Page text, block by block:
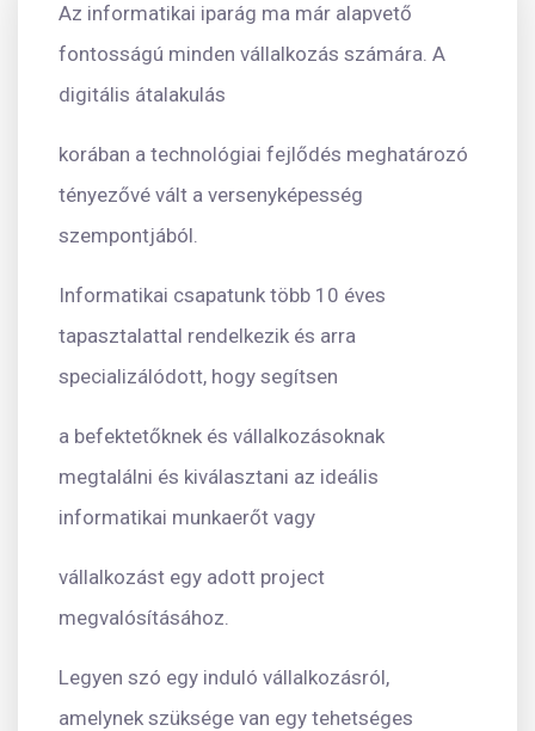
Az informatikai iparág ma már alapvető
fontosságú minden vállalkozás számára. A
digitális átalakulás
korában a technológiai fejlődés meghatározó
tényezővé vált a versenyképesség
szempontjából.
Informatikai csapatunk több 10 éves
tapasztalattal rendelkezik és arra
specializálódott, hogy segítsen
a befektetőknek és vállalkozásoknak
megtalálni és kiválasztani az ideális
informatikai munkaerőt vagy
vállalkozást egy adott project
megvalósításához.
Legyen szó egy induló vállalkozásról,
amelynek szüksége van egy tehetséges